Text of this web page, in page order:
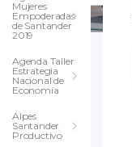
Mujeres
Empoderadas
de Santander
2019
Agenda Taller
Estrategia
Nacional de
Economía
Alpes
Santander
Productivo